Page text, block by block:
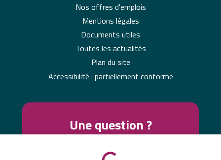
Nos offres d'emplois
Mentions légales
Documents utiles
Toutes les actualités
Plan du site
Accessibilité : partiellement conforme
Une question ?
Contactez-nous !
Nous vous proposons plusieurs moyens de